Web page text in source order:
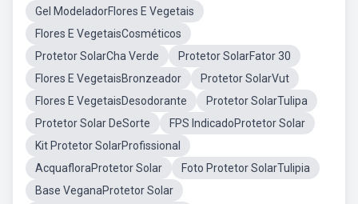
Gel ModeladorFlores E Vegetais
Flores E VegetaisCosméticos
Protetor SolarCha Verde
Protetor SolarFator 30
Flores E VegetaisBronzeador
Protetor SolarVut
Flores E VegetaisDesodorante
Protetor SolarTulipa
Protetor Solar DeSorte
FPS IndicadoProtetor Solar
Kit Protetor SolarProfissional
AcquafloraProtetor Solar
Foto Protetor SolarTulipia
Base VeganaProtetor Solar